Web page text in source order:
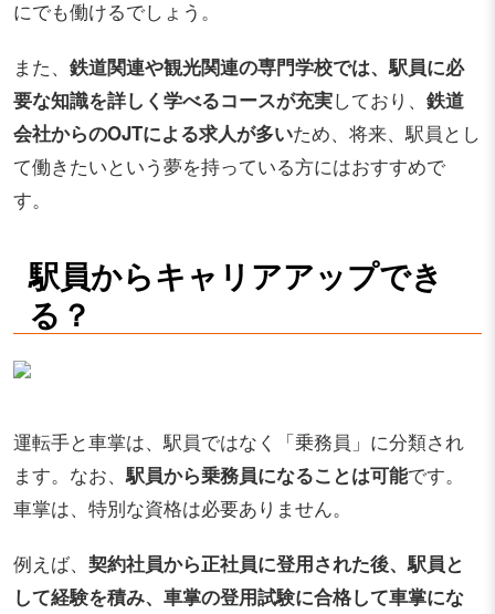
にでも働けるでしょう。
また、 鉄道関連や観光関連の専門学校では、駅員に必
要な知識を詳しく学べるコースが充実しており、 鉄道
会社からのOJTによる求人が多いため、将来、駅員とし
て働きたいという夢を持っている方にはおすすめで
す。
駅員からキャリアアップでき
る？
運転手と車掌は、駅員ではなく「乗務員」に分類され
ます。なお、駅員から乗務員になることは可能です。
車掌は、特別な資格は必要ありません。
例えば、 契約社員から正社員に登用された後、駅員と
して経験を積み、車掌の登用試験に合格して車掌にな